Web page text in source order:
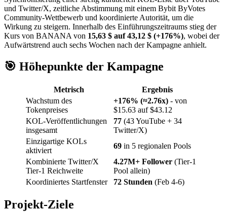
und Twitter/X, zeitliche Abstimmung mit einem Bybit ByVotes
Community-Wettbewerb und koordinierte Autorität, um die
Wirkung zu steigern. Innerhalb des Einführungszeitraums stieg der
Kurs von BANANA von 15,63 $ auf 43,12 $ (+176%), wobei der
Aufwärtstrend auch sechs Wochen nach der Kampagne anhielt.
🎯 Höhepunkte der Kampagne
Metrisch
Ergebnis
Wachstum des
Tokenpreises
+176% (≈2.76x) - von
$15.63 auf $43.12
KOL-Veröffentlichungen
insgesamt
77 (43 YouTube + 34
Twitter/X)
Einzigartige KOLs
aktiviert
69 in 5 regionalen Pools
Kombinierte Twitter/X
Tier-1 Reichweite
4.27M+ Follower (Tier-1
Pool allein)
Koordiniertes Startfenster
72 Stunden (Feb 4-6)
Projekt-Ziele